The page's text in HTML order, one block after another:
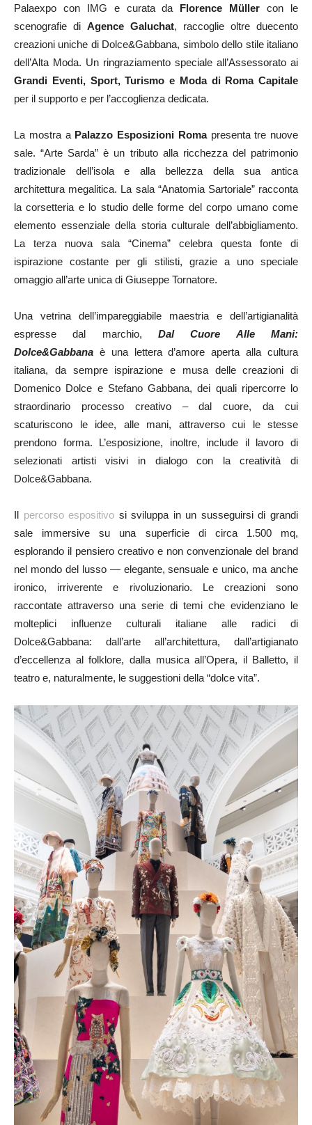
Palaexpo con IMG e curata da Florence Müller con le
scenografie di Agence Galuchat, raccoglie oltre duecento
creazioni uniche di Dolce&Gabbana, simbolo dello stile italiano
dell’Alta Moda. Un ringraziamento speciale all’Assessorato ai
Grandi Eventi, Sport, Turismo e Moda di Roma Capitale
per il supporto e per l’accoglienza dedicata.
La mostra a Palazzo Esposizioni Romapresenta tre nuove
sale. “Arte Sarda” è un tributo alla ricchezza del patrimonio
tradizionale dell’isola e alla bellezza della sua antica
architettura megalitica. La sala “Anatomia Sartoriale” racconta
la corsetteria e lo studio delle forme del corpo umano come
elemento essenziale della storia culturale dell’abbigliamento.
La terza nuova sala “Cinema” celebra questa fonte di
ispirazione costante per gli stilisti, grazie a uno speciale
omaggio all’arte unica di Giuseppe Tornatore.
Una vetrina dell’impareggiabile maestria e dell’artigianalità
espresse dal marchio, Dal Cuore Alle Mani:
Dolce&Gabbana è una lettera d’amore aperta alla cultura
italiana, da sempre ispirazione e musa delle creazioni di
Domenico Dolce e Stefano Gabbana, dei quali ripercorre lo
straordinario processo creativo – dal cuore, da cui
scaturiscono le idee, alle mani, attraverso cui le stesse
prendono forma. L’esposizione, inoltre, include il lavoro di
selezionati artisti visivi in dialogo con la creatività di
Dolce&Gabbana.
Il percorso espositivo si sviluppa in un susseguirsi di grandi
sale immersive su una superficie di circa 1.500 mq,
esplorando il pensiero creativo e non convenzionale del brand
nel mondo del lusso — elegante, sensuale e unico, ma anche
ironico, irriverente e rivoluzionario. Le creazioni sono
raccontate attraverso una serie di temi che evidenziano le
molteplici influenze culturali italiane alle radici di
Dolce&Gabbana: dall’arte all’architettura, dall’artigianato
d’eccellenza al folklore, dalla musica all’Opera, il Balletto, il
teatro e, naturalmente, le suggestioni della “dolce vita”.